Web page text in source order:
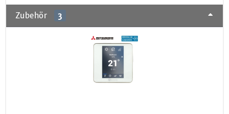
Zubehör 3